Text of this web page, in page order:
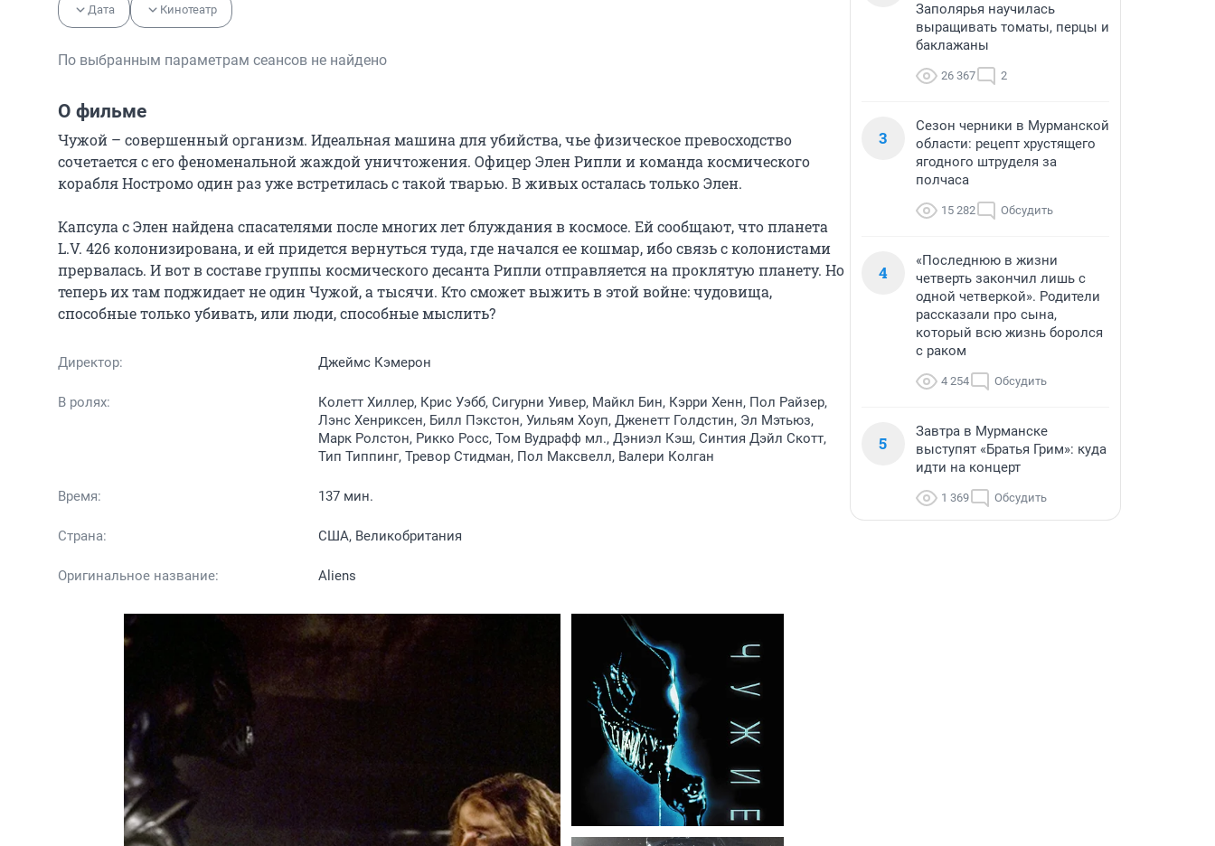
Дата Кинотеатр
По выбранным параметрам сеансов не найдено
О фильме
Чужой – совершенный организм. Идеальная машина для убийства, чье физическое превосходство
сочетается с его феноменальной жаждой уничтожения. Офицер Элен Рипли и команда космического
корабля Ностромо один раз уже встретилась с такой тварью. В живых осталась только Элен.
Капсула с Элен найдена спасателями после многих лет блуждания в космосе. Ей сообщают, что планета
L.V. 426 колонизирована, и ей придется вернуться туда, где начался ее кошмар, ибо связь с колонистами
прервалась. И вот в составе группы космического десанта Рипли отправляется на проклятую планету. Но
теперь их там поджидает не один Чужой, а тысячи. Кто сможет выжить в этой войне: чудовища,
способные только убивать, или люди, способные мыслить?
Директор: Джеймс Кэмерон
В ролях:
Колетт Хиллер, Крис Уэбб, Сигурни Уивер, Майкл Бин, Кэрри Хенн, Пол Райзер,
Лэнс Хенриксен, Билл Пэкстон, Уильям Хоуп, Дженетт Голдстин, Эл Мэтьюз,
Марк Ролстон, Рикко Росс, Том Вудрафф мл., Дэниэл Кэш, Синтия Дэйл Скотт,
Тип Типпинг, Тревор Стидман, Пол Максвелл, Валери Колган
Время: 137 мин.
Страна: США, Великобритания
Оригинальное название: Aliens
Заполярья научилась
выращивать томаты, перцы и
баклажаны
26 367 2
3
Сезон черники в Мурманской
области: рецепт хрустящего
ягодного штруделя за
полчаса
15 282 Обсудить
4
«Последнюю в жизни
четверть закончил лишь с
одной четверкой». Родители
рассказали про сына,
который всю жизнь боролся
с раком
4 254 Обсудить
5
Завтра в Мурманске
выступят «Братья Грим»: куда
идти на концерт
1 369 Обсудить